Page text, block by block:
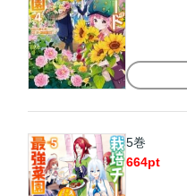
5巻
664pt